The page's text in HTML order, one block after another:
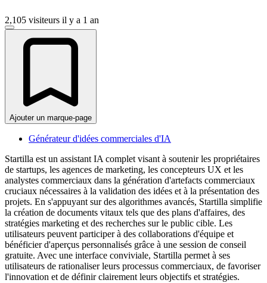
2,105 visiteurs il y a 1 an
Ajouter un marque-page
Générateur d'idées commerciales d'IA
Startilla est un assistant IA complet visant à soutenir les propriétaires
de startups, les agences de marketing, les concepteurs UX et les
analystes commerciaux dans la génération d'artefacts commerciaux
cruciaux nécessaires à la validation des idées et à la présentation des
projets. En s'appuyant sur des algorithmes avancés, Startilla simplifie
la création de documents vitaux tels que des plans d'affaires, des
stratégies marketing et des recherches sur le public cible. Les
utilisateurs peuvent participer à des collaborations d'équipe et
bénéficier d'aperçus personnalisés grâce à une session de conseil
gratuite. Avec une interface conviviale, Startilla permet à ses
utilisateurs de rationaliser leurs processus commerciaux, de favoriser
l'innovation et de définir clairement leurs objectifs et stratégies.